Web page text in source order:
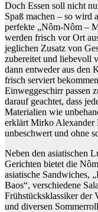
Doch Essen soll nicht
Spaß machen – so wird
perfekte „Nôm-Nôm –
werden frisch vor Ort
jeglichen Zusatz von
zubereitet und liebevoll
dann entweder aus den
frisch serviert
Einweggeschirr passen
darauf geachtet, dass
Materialien wie
erklärt Mirko Alexander
unbeschwert und ohne
Neben den asiatischen
Gerichten bietet die
asiatische Sandwiches,
Baos“, verschiedene
Frühstücksklassiker der
und diversen